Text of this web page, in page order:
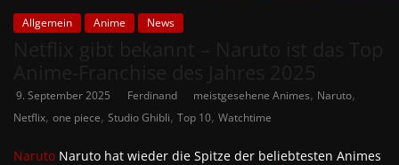
Allgemein Anime News
9. September 2025 Ferdinand meistgesehene Animes, Naruto,
Netflix, one piece, Studio Ghibli, Top 10, Watchtime
Naruto Naruto hat wieder die Spitze der beliebtesten Animes